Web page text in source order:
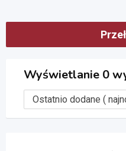
Wyświetlanie 0